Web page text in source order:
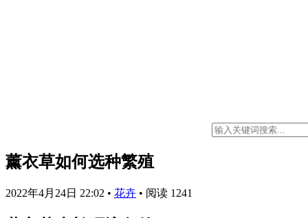
薰衣草如何选种繁殖
2022年4月24日 22:02 • 花卉 • 阅读 1241